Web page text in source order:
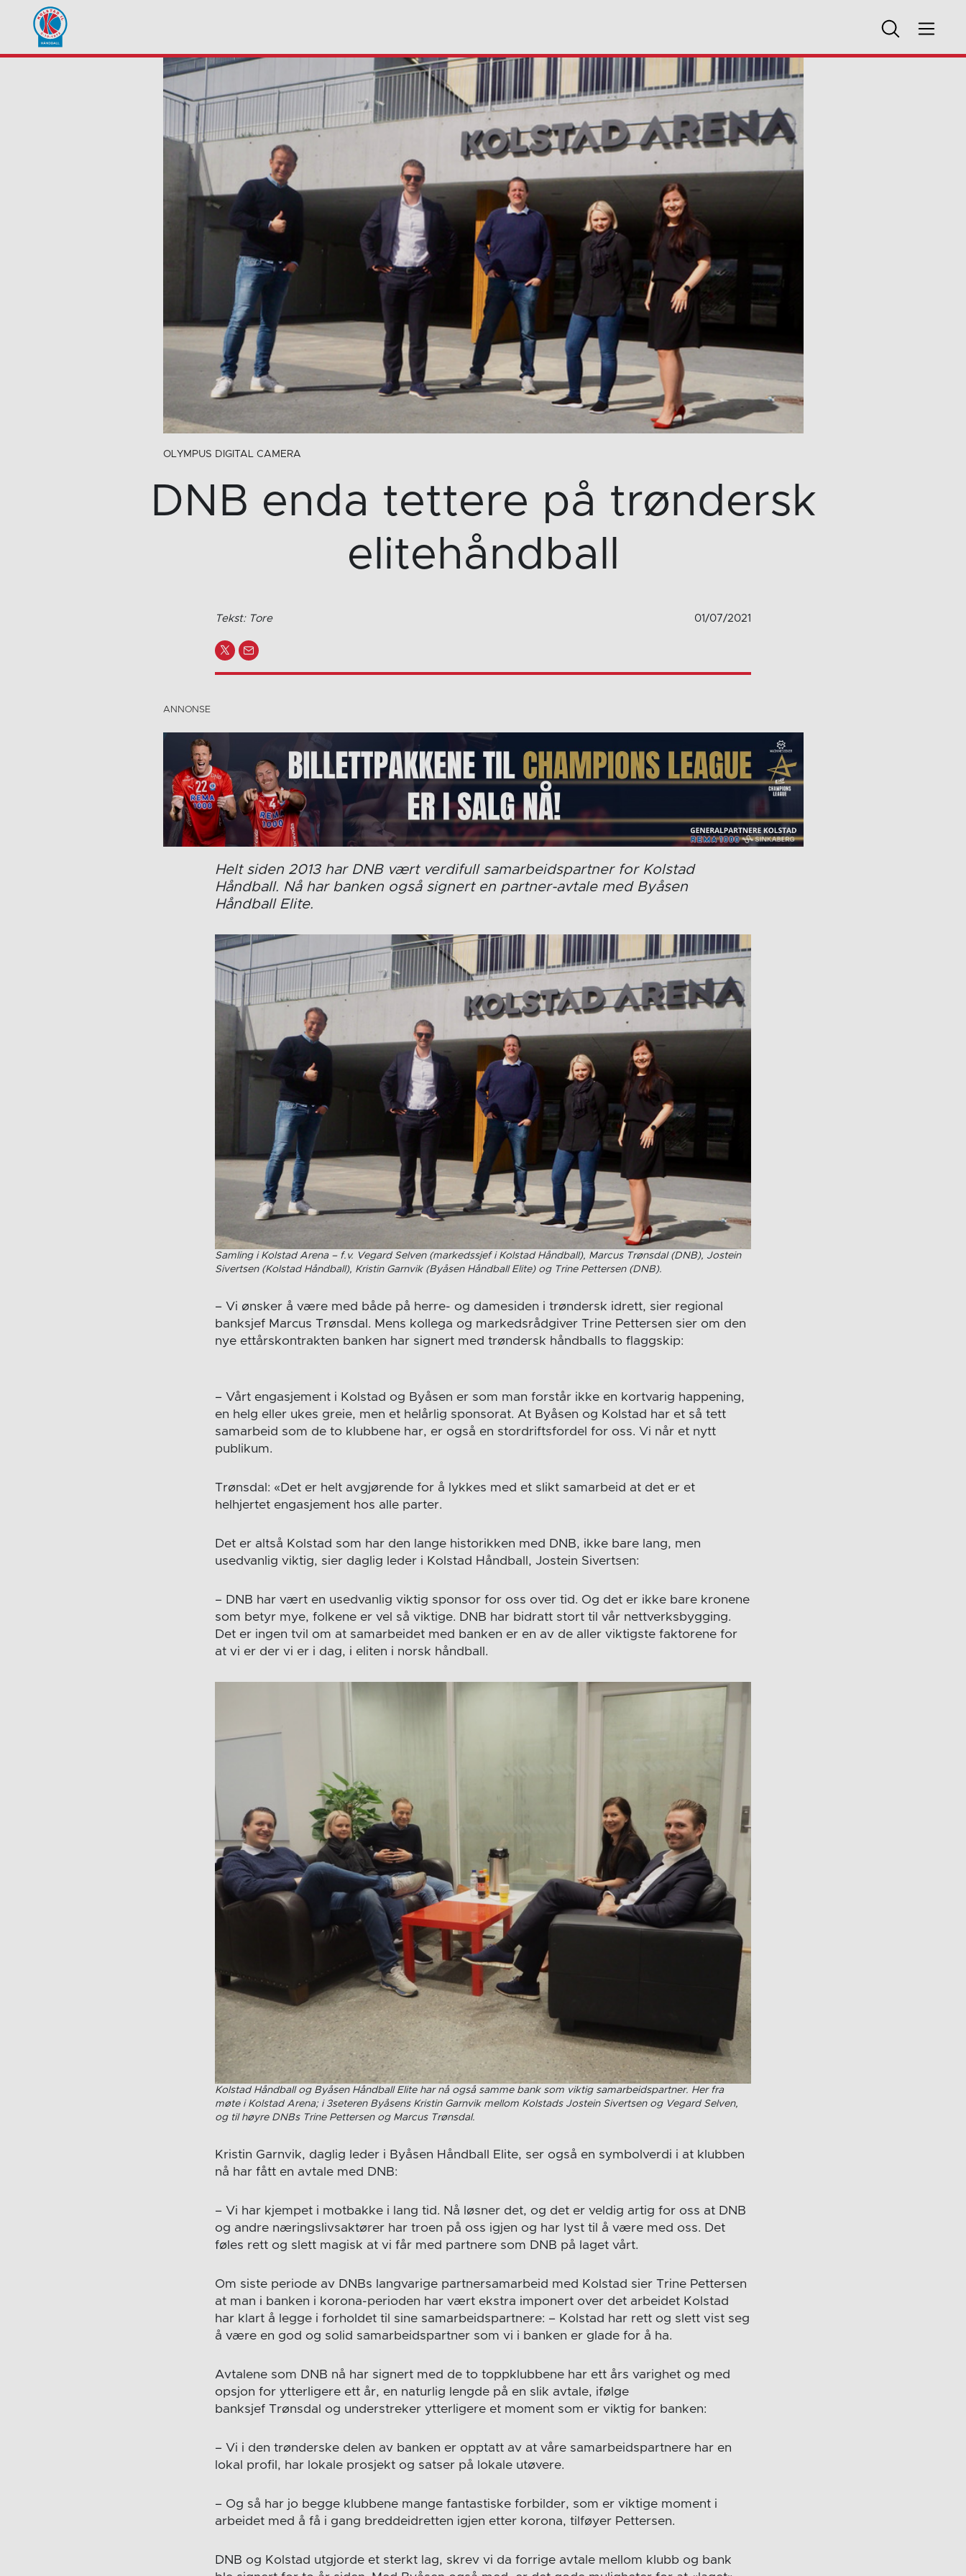
OLYMPUS DIGITAL CAMERA
DNB enda tettere på trøndersk
elitehåndball
Tekst: Tore 01/07/2021
Helt siden 2013 har DNB vært verdifull samarbeidspartner for Kolstad
Håndball. Nå har banken også signert en partner-avtale med Byåsen
Håndball Elite.
Samling i Kolstad Arena – f.v. Vegard Selven (markedssjef i Kolstad Håndball), Marcus Trønsdal (DNB), Jostein
Sivertsen (Kolstad Håndball), Kristin Garnvik (Byåsen Håndball Elite) og Trine Pettersen (DNB).
– Vi ønsker å være med både på herre- og damesiden i trøndersk idrett, sier regional
banksjef Marcus Trønsdal. Mens kollega og markedsrådgiver Trine Pettersen sier om den
nye ettårskontrakten banken har signert med trøndersk håndballs to flaggskip:
– Vårt engasjement i Kolstad og Byåsen er som man forstår ikke en kortvarig happening,
en helg eller ukes greie, men et helårlig sponsorat. At Byåsen og Kolstad har et så tett
samarbeid som de to klubbene har, er også en stordriftsfordel for oss. Vi når et nytt
publikum.
Trønsdal: «Det er helt avgjørende for å lykkes med et slikt samarbeid at det er et
helhjertet engasjement hos alle parter.
Det er altså Kolstad som har den lange historikken med DNB, ikke bare lang, men
usedvanlig viktig, sier daglig leder i Kolstad Håndball, Jostein Sivertsen:
– DNB har vært en usedvanlig viktig sponsor for oss over tid. Og det er ikke bare kronene
som betyr mye, folkene er vel så viktige. DNB har bidratt stort til vår nettverksbygging.
Det er ingen tvil om at samarbeidet med banken er en av de aller viktigste faktorene for
at vi er der vi er i dag, i eliten i norsk håndball.
Kolstad Håndball og Byåsen Håndball Elite har nå også samme bank som viktig samarbeidspartner. Her fra
møte i Kolstad Arena; i 3seteren Byåsens Kristin Garnvik mellom Kolstads Jostein Sivertsen og Vegard Selven,
og til høyre DNBs Trine Pettersen og Marcus Trønsdal.
Kristin Garnvik, daglig leder i Byåsen Håndball Elite, ser også en symbolverdi i at klubben
nå har fått en avtale med DNB:
– Vi har kjempet i motbakke i lang tid. Nå løsner det, og det er veldig artig for oss at DNB
og andre næringslivsaktører har troen på oss igjen og har lyst til å være med oss. Det
føles rett og slett magisk at vi får med partnere som DNB på laget vårt.
Om siste periode av DNBs langvarige partnersamarbeid med Kolstad sier Trine Pettersen
at man i banken i korona-perioden har vært ekstra imponert over det arbeidet Kolstad
har klart å legge i forholdet til sine samarbeidspartnere: – Kolstad har rett og slett vist seg
å være en god og solid samarbeidspartner som vi i banken er glade for å ha.
Avtalene som DNB nå har signert med de to toppklubbene har ett års varighet og med
opsjon for ytterligere ett år, en naturlig lengde på en slik avtale, ifølge
banksjef Trønsdal og understreker ytterligere et moment som er viktig for banken:
– Vi i den trønderske delen av banken er opptatt av at våre samarbeidspartnere har en
lokal profil, har lokale prosjekt og satser på lokale utøvere.
– Og så har jo begge klubbene mange fantastiske forbilder, som er viktige moment i
arbeidet med å få i gang breddeidretten igjen etter korona, tilføyer Pettersen.
DNB og Kolstad utgjorde et sterkt lag, skrev vi da forrige avtale mellom klubb og bank